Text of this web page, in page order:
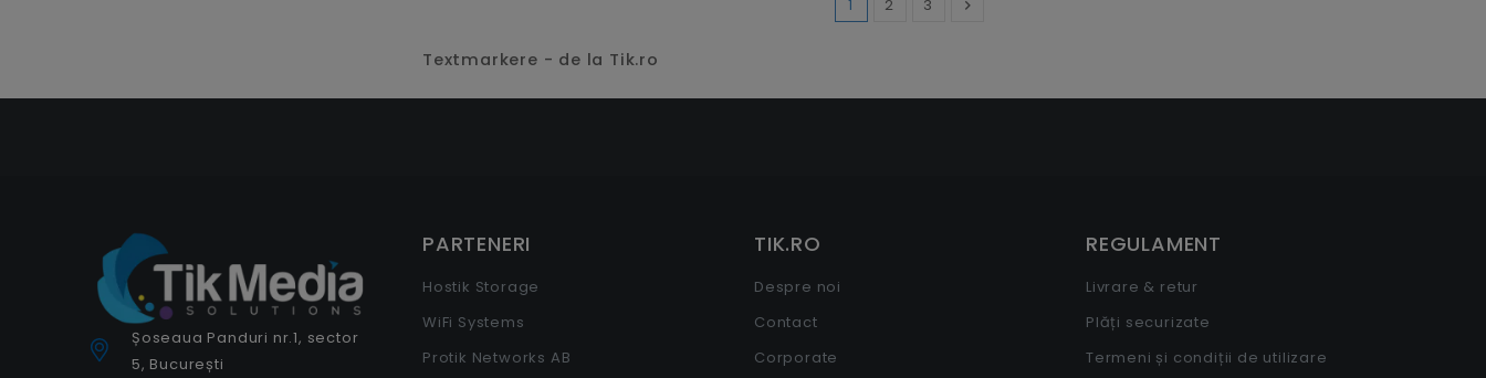
1 2 3 Inainte

Textmarkere - de la Tik.ro
Șoseaua Panduri nr.1, sector
5, București
PARTENERI
Hostik Storage
WiFi Systems
Protik Networks AB
TIK.RO
Despre noi
Contact
Corporate
REGULAMENT
Livrare & retur
Plăți securizate
Termeni și condiții de utilizare